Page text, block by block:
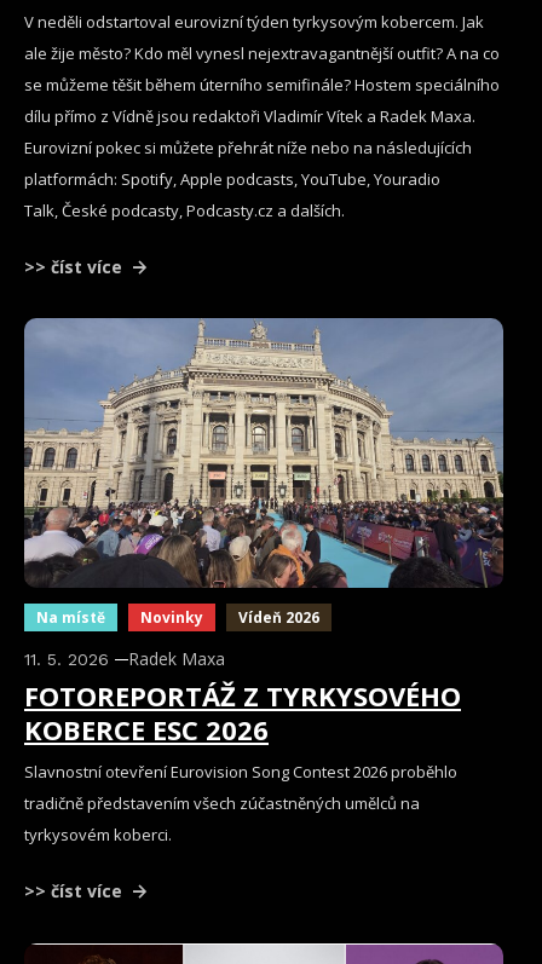
V neděli odstartoval eurovizní týden tyrkysovým kobercem. Jak
ale žije město? Kdo měl vynesl nejextravagantnější outfit? A na co
se můžeme těšit během úterního semifinále? Hostem speciálního
dílu přímo z Vídně jsou redaktoři Vladimír Vítek a Radek Maxa.
Eurovizní pokec si můžete přehrát níže nebo na následujících
platformách: Spotify, Apple podcasts, YouTube, Youradio
Talk, České podcasty, Podcasty.cz a dalších.
>> číst více
Na místě Novinky Vídeň 2026
11. 5. 2026 Radek Maxa
FOTOREPORTÁŽ Z TYRKYSOVÉHO
KOBERCE ESC 2026
Slavnostní otevření Eurovision Song Contest 2026 proběhlo
tradičně představením všech zúčastněných umělců na
tyrkysovém koberci.
>> číst více